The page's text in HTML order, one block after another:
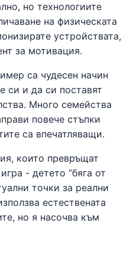
но технологиите
на физическата
устройствата,
за мотивация.
са чудесен начин
си и да си поставят
Много семейства
повече стъпки
са впечатляващи.
които превръщат
- детето “бяга от
точки за реални
естествената
но я насочва към